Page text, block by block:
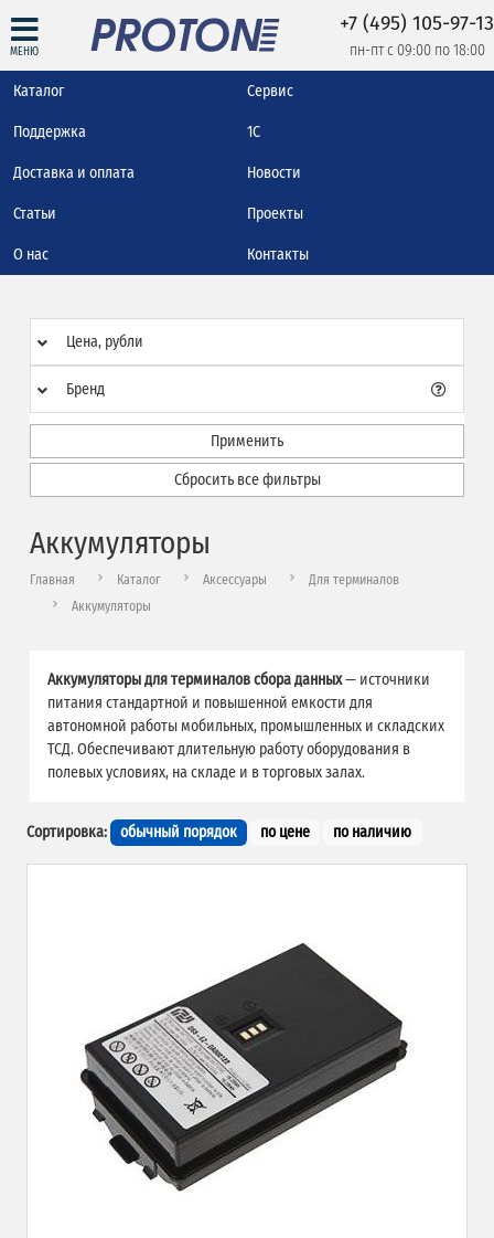
МЕНЮ
+7 (495) 105-97-13
пн-пт с 09:00 по 18:00
Каталог Сервис
Поддержка 1С
Доставка и оплата Новости
Статьи Проекты
О нас Контакты
Цена, рубли
Бренд
Применить
Сбросить все фильтры
Аккумуляторы
Главная Каталог Аксессуары
Для терминалов
Аккумуляторы
Аккумуляторы для терминалов сбора данных— источники
питания стандартной и повышенной емкости для
автономной работы мобильных, промышленных и складских
ТСД. Обеспечивают длительную работу оборудования в
полевых условиях, на складе и в торговых залах.
Сортировка: обычный порядок по цене по наличию